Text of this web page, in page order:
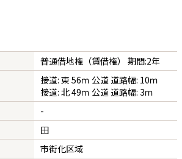
普通借地権（賃借権） 期間:2年
接道: 東 56ｍ 公道 道路幅: 10ｍ
接道: 北 49ｍ 公道 道路幅: 3ｍ
-
田
市街化区域